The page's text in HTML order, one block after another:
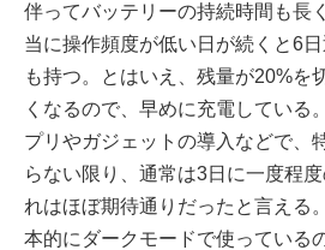
伴ってバッテリーの持続時間も長
当に操作頻度が低い日が続くと6
も持つ。とはいえ、残量が20%を
くなるので、早めに充電している
プリやガジェットの導入などで、
らない限り、通常は3日に一度程
れはほぼ期待通りだったと言える
本的にダークモードで使っている